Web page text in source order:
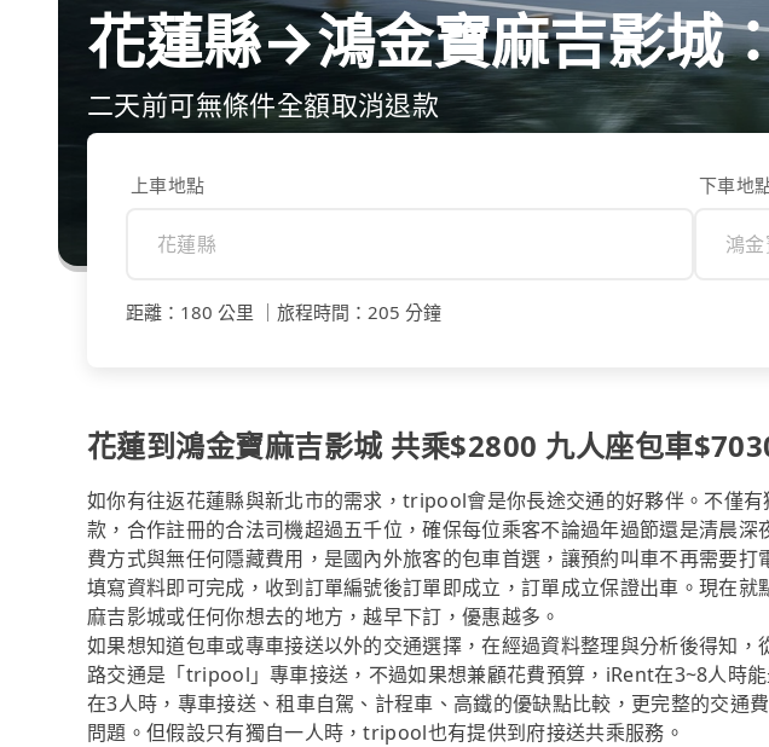
花蓮縣→鴻金寶麻吉影城
二天前可無條件全額取消退款
上車地點 下車地
距離 ： 180 公里 旅程時間 ： 205 分鐘
花蓮到鴻金寶麻吉影城 共乘$2800 九人座包車
如你有往返花蓮縣與新北市的需求，tripool會是你長途交通的好夥伴。不僅
款，合作註冊的合法司機超過五千位，確保每位乘客不論過年過節還是清晨
費方式與無任何隱藏費用，是國內外旅客的包車首選，讓預約叫車不再需要
填寫資料即可完成，收到訂單編號後訂單即成立，訂單成立保證出車。現在
麻吉影城或任何你想去的地方，越早下訂，優惠越多。
如果想知道包車或專車接送以外的交通選擇，在經過資料整理與分析後得知
路交通是「tripool」專車接送，不過如果想兼顧花費預算，iRent在3~8人時
在3人時，專車接送、租車自駕、計程車、高鐵的優缺點比較，更完整的交通
問題。但假設只有獨自一人時，tripool也有提供到府接送共乘服務。